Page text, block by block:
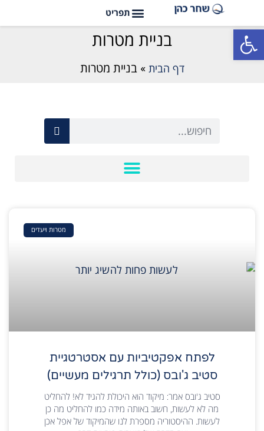
פתח סרגל נגישות בניית מטרות
דף הבית » בניית מטרות
מטרות ויעדים
לפתח אפקטיביות עם אסטרטגיית
סטיב ג'ובס (כולל תרגילים מעשיים)
סטיב ג'ובס אמר: מיקוד הוא היכולת להגיד לא! להחליט
מה לא לעשות, חשוב באותה מידה כמו להחליט מה כן
לעשות. ההיסטוריה מספרת לנו שהמיקוד של אפל אכן